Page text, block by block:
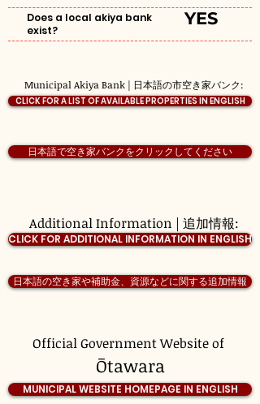
Official Government Website of
Additional Information | 追加情報:
Municipal Akiya Bank | 日本語の市空き家バンク:
Does a local akiya bank
exist?
日本語で空き家バンクをクリックしてください
YES
Ōtawara
MUNICIPAL WEBSITE HOMEPAGE IN ENGLISH
CLICK FOR A LIST OF AVAILABLE PROPERTIES IN ENGLISH
CLICK FOR ADDITIONAL INFORMATION IN ENGLISH
日本語の空き家や補助金、資源などに関する追加情報